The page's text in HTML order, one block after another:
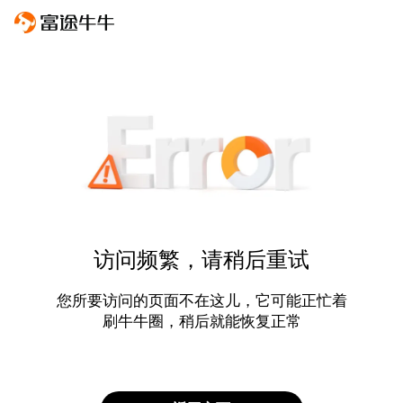
访问频繁，请稍后重试
您所要访问的页面不在这儿，它可能正忙着
刷牛牛圈，稍后就能恢复正常